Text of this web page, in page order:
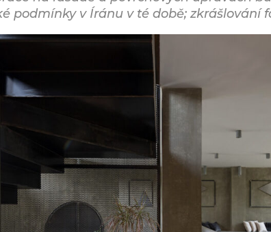
podmínky v Íránu v té době;